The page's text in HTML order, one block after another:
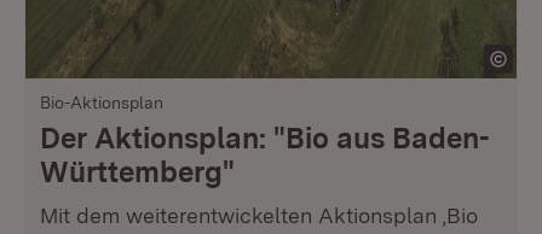
Bio-Aktionsplan
Der Aktionsplan: "Bio aus Baden-
Württemberg"
Mit dem weiterentwickelten Aktionsplan ‚Bio